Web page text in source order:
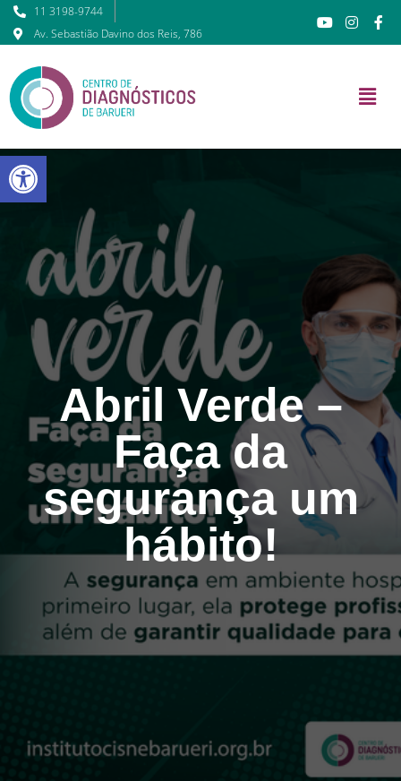
11 3198-9744
Av. Sebastião Davino dos Reis, 786
Abril Verde –
Faça da
segurança um
hábito!
Barra de Ferramentas